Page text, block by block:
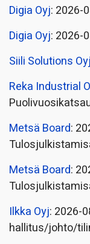
Digia Oyj: 2026-
Digia Oyj: 2026-
Siili Solutions Oyj
Reka Industrial
Metsä Board:
Metsä Board:
Ilkka Oyj: 2026-
hallitus/johto/